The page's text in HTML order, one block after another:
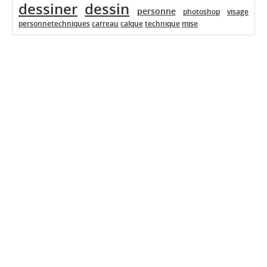
dessiner dessin personne photoshop
visage
personnetechniquescarreau calquetechnique mise